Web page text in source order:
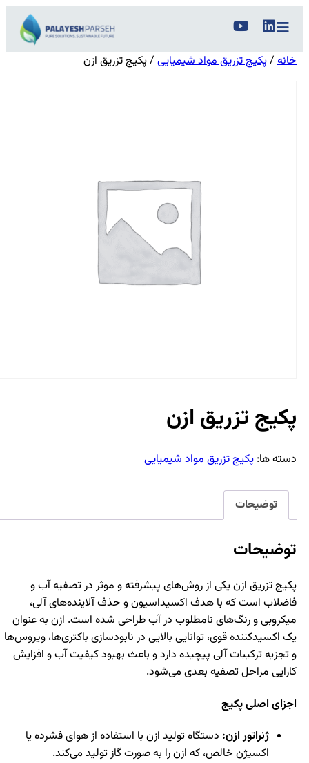
خانه/ پکیج تزریق مواد شیمیایی/ پکیج تزریق ازن
پکیج تزریق ازن
دسته ها:پکیج تزریق مواد شیمیایی
توضیحات
توضیحات
پکیج تزریق ازن یکی از روش‌های پیشرفته و موثر در تصفیه آب و
فاضلاب است که با هدف اکسیداسیون و حذف آلاینده‌های آلی،
میکروبی و رنگ‌های نامطلوب در آب طراحی شده است. ازن به عنوان
یک اکسیدکننده قوی، توانایی بالایی در نابودسازی باکتری‌ها، ویروس‌ها
و تجزیه ترکیبات آلی پیچیده دارد و باعث بهبود کیفیت آب و افزایش
کارایی مراحل تصفیه بعدی می‌شود.
اجزای اصلی پکیج
ژنراتور ازن:دستگاه تولید ازن با استفاده از هوای فشرده یا
اکسیژن خالص، که ازن را به صورت گاز تولید می‌کند.